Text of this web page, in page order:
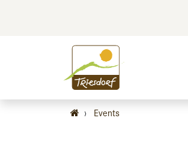
› Events